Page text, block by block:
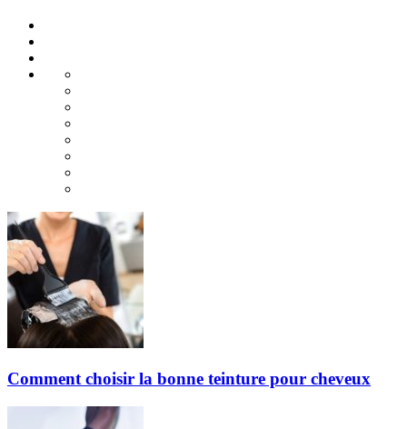
Comment choisir la bonne teinture pour cheveux